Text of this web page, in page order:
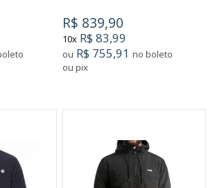
R$ 839,90
10x R$ 83,99
ou R$ 755,91 no boleto
ou pix